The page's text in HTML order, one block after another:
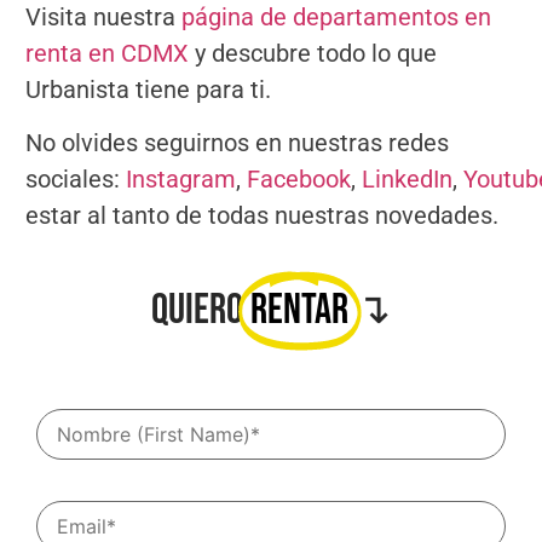
Visita nuestra página de departamentos en
renta en CDMX y descubre todo lo que
Urbanista tiene para ti.
No olvides seguirnos en nuestras redes
sociales: Instagram, Facebook, LinkedIn,
estar al tanto de todas nuestras novedades.
QuieroRentar↴​